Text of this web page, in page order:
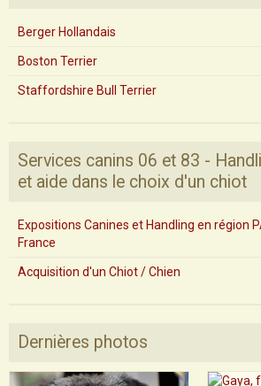
Berger Hollandais
Boston Terrier
Staffordshire Bull Terrier
Services canins 06 et 83 -
et aide dans le choix d'un chiot
Expositions Canines et Handling en région
France
Acquisition d'un Chiot / Chien
Dernières photos